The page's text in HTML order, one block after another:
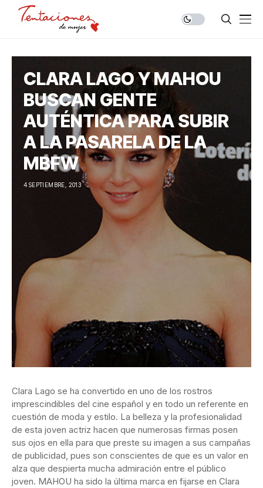
CLARA LAGO Y MAHOU
BUSCAN GENTE
AUTÉNTICA PARA SUBIR
A LA PASARELA DE LA
MBFW
4 SEPTIEMBRE, 2013
Clara Lago se ha convertido en uno de los rostros
imprescindibles del cine español y en todo un referente en
cuestión de moda y estilo. La belleza y la profesionalidad
de esta joven actriz hacen que numerosas firmas posen
sus ojos en ella para que preste su imagen a sus campañas
de publicidad, pues son conscientes de que es un valor en
alza que despierta mucha admiración entre el público
joven. MAHOU ha sido la última marca en fijarse en Clara